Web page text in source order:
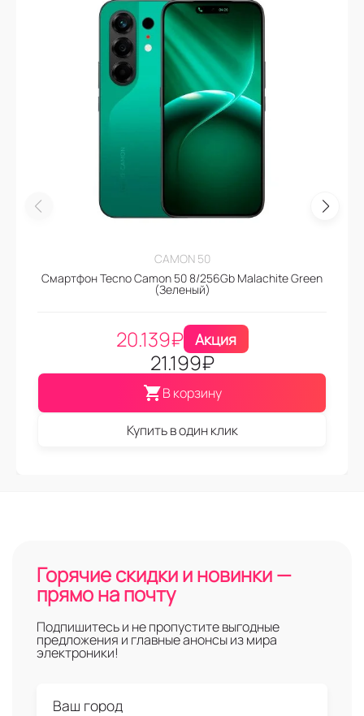
CAMON 50
Смартфон Tecno Camon 50 8/256Gb Malachite Green
(Зеленый)
20.139₽ Акция
21.199₽
В корзину
Купить в один клик
Горячие скидки и новинки —
прямо на почту
Подпишитесь и не пропустите выгодные
предложения и главные анонсы из мира
электроники!